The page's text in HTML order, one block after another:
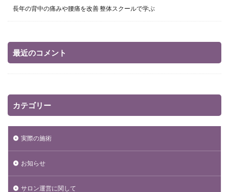
長年の背中の痛みや腰痛を改善 整体スクールで学ぶ
最近のコメント
カテゴリー
実際の施術
お知らせ
サロン運営に関して